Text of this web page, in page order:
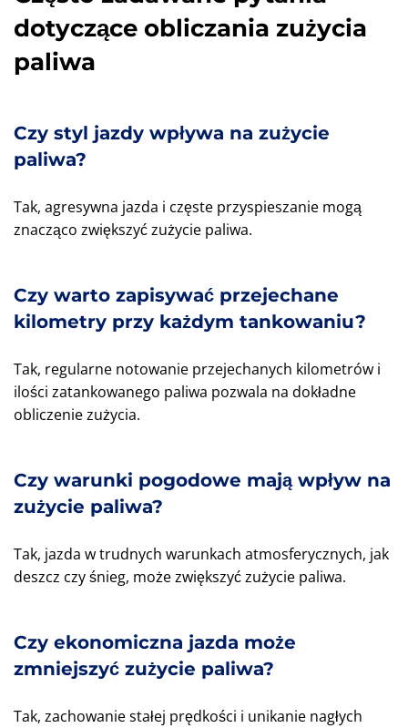
dotyczące obliczania zużycia
paliwa
Czy styl jazdy wpływa na zużycie
paliwa?
Tak, agresywna jazda i częste przyspieszanie mogą
znacząco zwiększyć zużycie paliwa.
Czy warto zapisywać przejechane
kilometry przy każdym tankowaniu?
Tak, regularne notowanie przejechanych kilometrów i
ilości zatankowanego paliwa pozwala na dokładne
obliczenie zużycia.
Czy warunki pogodowe mają wpływ na
zużycie paliwa?
Tak, jazda w trudnych warunkach atmosferycznych, jak
deszcz czy śnieg, może zwiększyć zużycie paliwa.
Czy ekonomiczna jazda może
zmniejszyć zużycie paliwa?
Tak, zachowanie stałej prędkości i unikanie nagłych